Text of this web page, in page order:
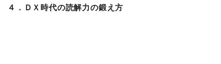
４．ＤＸ時代の読解力の鍛え方